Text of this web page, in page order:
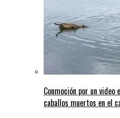
Conmoción por un video
caballos muertos en el